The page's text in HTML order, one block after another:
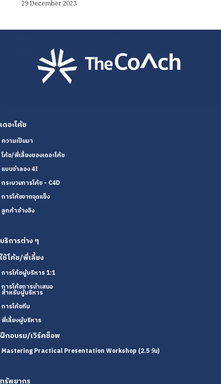
29 December 2023
เดอะโค้ช
ความเป็นมา
โค้ช/พี่เลี้ยงของเดอะโค้ช
แบบจำลอง 4I
กระบวนการโค้ช - C4D
การโค้ชจากจุดแข็ง
ลูกค้าอ้างอิง
บริการต่าง ๆ
ใช้โค้ช/พี่เลี้ยง
การโค้ชผู้บริหาร 1:1
การโค้ชการนำเสนอ
สำหรับผู้บริหาร
การโค้ชทีม
พี่เลี้ยงผู้บริหาร
ฝึกอบรม/เวิร์คช็อพ
Mastering Practical Presentation Workshop (2.5 วัน)
ทรัพยากร